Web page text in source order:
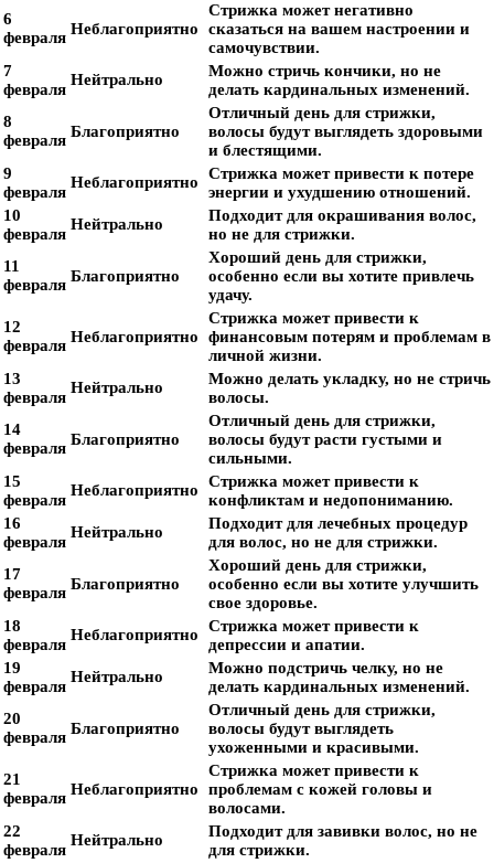
6
февраля Неблагоприятно
Стрижка может негативно
сказаться на вашем настроении и
самочувствии.
7
февраля
Нейтрально
Можно стричь кончики, но не
делать кардинальных изменений.
8
февраля Благоприятно
Отличный день для стрижки,
волосы будут выглядеть здоровыми
и блестящими.
9
февраля
Неблагоприятно
Стрижка может привести к потере
энергии и ухудшению отношений.
10
февраля
Нейтрально
Подходит для окрашивания волос,
но не для стрижки.
11
февраля Благоприятно
Хороший день для стрижки,
особенно если вы хотите привлечь
удачу.
12
февраля Неблагоприятно
Стрижка может привести к
финансовым потерям и проблемам в
личной жизни.
13
февраля
Нейтрально
Можно делать укладку, но не стричь
волосы.
14
февраля Благоприятно
Отличный день для стрижки,
волосы будут расти густыми и
сильными.
15
февраля
Неблагоприятно
Стрижка может привести к
конфликтам и недопониманию.
16
февраля
Нейтрально
Подходит для лечебных процедур
для волос, но не для стрижки.
17
февраля Благоприятно
Хороший день для стрижки,
особенно если вы хотите улучшить
свое здоровье.
18
февраля
Неблагоприятно
Стрижка может привести к
депрессии и апатии.
19
февраля
Нейтрально
Можно подстричь челку, но не
делать кардинальных изменений.
20
февраля Благоприятно
Отличный день для стрижки,
волосы будут выглядеть
ухоженными и красивыми.
21
февраля Неблагоприятно
Стрижка может привести к
проблемам с кожей головы и
волосами.
22
февраля
Нейтрально
Подходит для завивки волос, но не
для стрижки.